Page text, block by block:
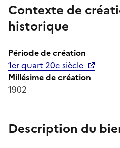
Contexte de
historique
Période de création
1er quart 20e siècle
Millésime de création
1902
Description du